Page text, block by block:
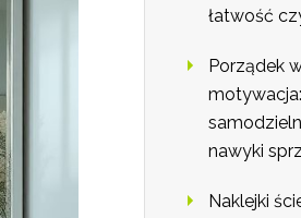
łatwość
Porządek
nawyki
Naklejki